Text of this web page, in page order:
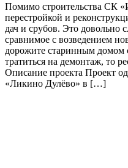
Помимо строительства СК
перестройкой и
дач и срубов. Это довольно
сравнимое с возведением
дорожите старинным домом
тратиться на демонтаж, то
Описание проекта Проект
«Ликино Дулёво» в […]